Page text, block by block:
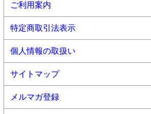
り3
20.2g
炭水化物 0.7g
食塩相当量 0.8g
ご利用案内
特定商取引法表示
個人情報の取扱い
サイトマップ
メルマガ登録